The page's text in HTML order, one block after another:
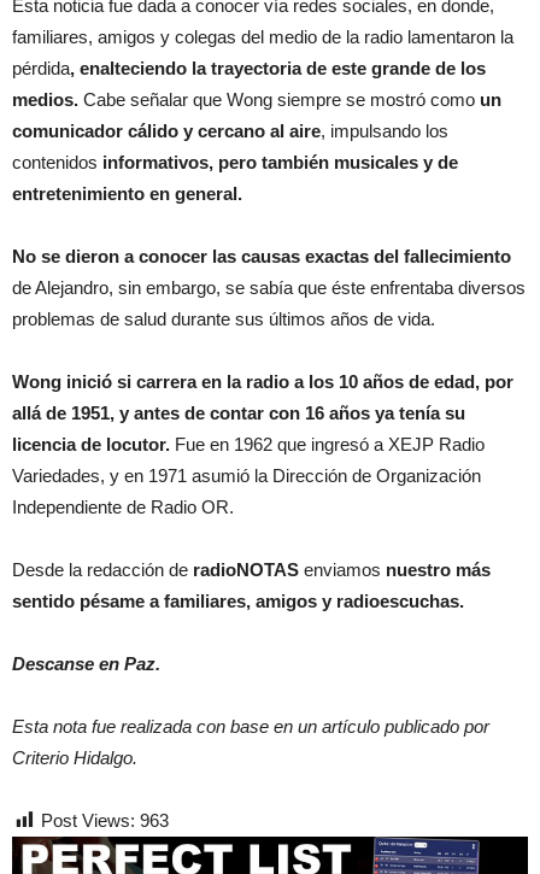
Esta noticia fue dada a conocer vía redes sociales, en donde,
familiares, amigos y colegas del medio de la radio lamentaron la
pérdida, enalteciendo la trayectoria de este grande de los
medios. Cabe señalar que Wong siempre se mostró como un
comunicador cálido y cercano al aire, impulsando los
contenidos informativos, pero también musicales y de
entretenimiento en general.
No se dieron a conocer las causas exactas del fallecimiento
de Alejandro, sin embargo, se sabía que éste enfrentaba diversos
problemas de salud durante sus últimos años de vida.
Wong inició si carrera en la radio a los 10 años de edad, por
allá de 1951, y antes de contar con 16 años ya tenía su
licencia de locutor. Fue en 1962 que ingresó a XEJP Radio
Variedades, y en 1971 asumió la Dirección de Organización
Independiente de Radio OR.
Desde la redacción de radioNOTAS enviamos nuestro más
sentido pésame a familiares, amigos y radioescuchas.
Descanse en Paz.
Esta nota fue realizada con base en un artículo publicado por
Criterio Hidalgo.
Post Views: 963